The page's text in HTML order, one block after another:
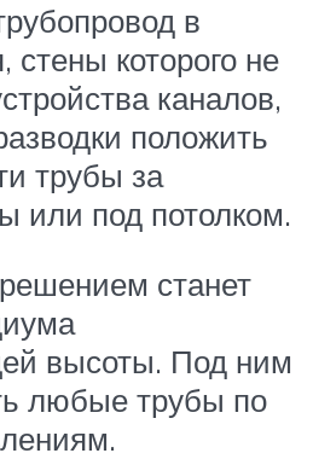
в
стены которого не
каналов,
положить
трубы за
или под потолком.
станет
высоты. Под ним
любые трубы по